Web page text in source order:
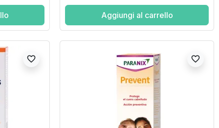
Aggiungi al carrello
favorite_border favorite_border